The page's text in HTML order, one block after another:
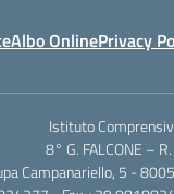
Albo OnlinePrivacy
Istituto
8° G. FALCONE –
Campanariello, 5 -